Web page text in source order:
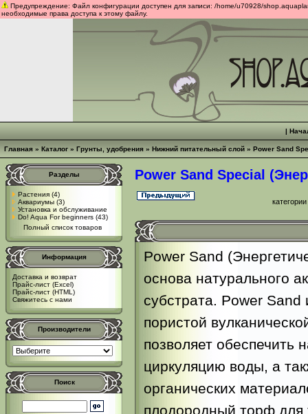
Предупреждение: Файл конфигурации доступен для записи: /home/u70928/
необходимые права доступа к этому файлу.
|
Главная » Каталог » Грунты, удобрения » Нижний питательный слой » Power Sand
Разделы
Растения (4)
Аквариумы (3)
Установка и обслуживание
Do! Aqua For beginners (43)
Полный список товаров
Информация
Доставка и возврат
Прайс-лист (Excel)
Прайс-лист (HTML)
Свяжитесь с нами
Производители
Поиск
Power Sand Special
Power Sand
основа натурального
субстрата. Power Sand
пористой
позволяет обеспечить
циркуляцию воды, а
органических
плодородный торф для